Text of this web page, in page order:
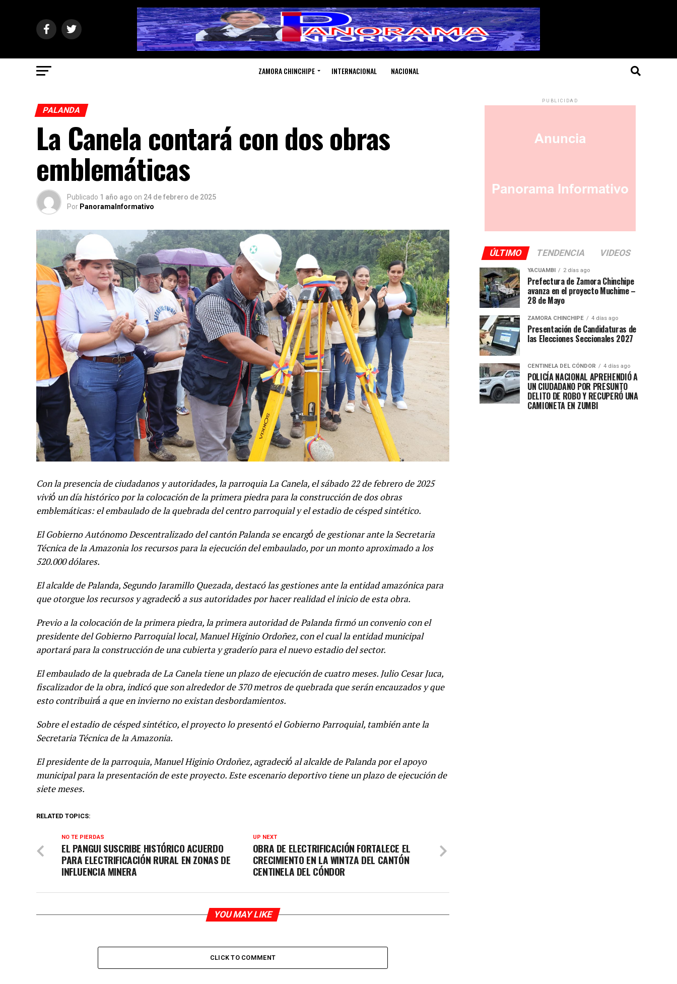
ZAMORA CHINCHIPE INTERNACIONAL NACIONAL
PALANDA
La Canela contará con dos obras
emblemáticas
Publicado 1 año ago on 24 de febrero de 2025
Por PanoramaInformativo
Con la presencia de ciudadanos y autoridades, la parroquia La Canela, el sábado 22 de febrero de 2025
vivió́ un día histórico por la colocación de la primera piedra para la construcción de dos obras
emblemáticas: el embaulado de la quebrada del centro parroquial y el estadio de césped sintético.
El Gobierno Autónomo Descentralizado del cantón Palanda se encargó́ de gestionar ante la Secretaria
Técnica de la Amazonia los recursos para la ejecución del embaulado, por un monto aproximado a los
520.000 dólares.
El alcalde de Palanda, Segundo Jaramillo Quezada, destacó las gestiones ante la entidad amazónica para
que otorgue los recursos y agradeció́ a sus autoridades por hacer realidad el inicio de esta obra.
Previo a la colocación de la primera piedra, la primera autoridad de Palanda firmó un convenio con el
presidente del Gobierno Parroquial local, Manuel Higinio Ordoñez, con el cual la entidad municipal
aportará para la construcción de una cubierta y graderío para el nuevo estadio del sector.
El embaulado de la quebrada de La Canela tiene un plazo de ejecución de cuatro meses. Julio Cesar Juca,
fiscalizador de la obra, indicó que son alrededor de 370 metros de quebrada que serán encauzados y que
esto contribuirá́ a que en invierno no existan desbordamientos.
Sobre el estadio de césped sintético, el proyecto lo presentó el Gobierno Parroquial, también ante la
Secretaria Técnica de la Amazonia.
El presidente de la parroquia, Manuel Higinio Ordoñez, agradeció́ al alcalde de Palanda por el apoyo
municipal para la presentación de este proyecto. Este escenario deportivo tiene un plazo de ejecución de
siete meses.
RELATED TOPICS:
UP NEXT
OBRA DE ELECTRIFICACIÓN FORTALECE EL
CRECIMIENTO EN LA WINTZA DEL CANTÓN
CENTINELA DEL CÓNDOR
NO TE PIERDAS
EL PANGUI SUSCRIBE HISTÓRICO ACUERDO
PARA ELECTRIFICACIÓN RURAL EN ZONAS DE
INFLUENCIA MINERA
YOU MAY LIKE
CLICK TO COMMENT
PUBLICIDAD
ÚLTIMO TENDENCIA VIDEOS
YACUAMBI 2 días ago
Prefectura de Zamora Chinchipe
avanza en el proyecto Muchime –
28 de Mayo
ZAMORA CHINCHIPE 4 días ago
Presentación de Candidaturas de
las Elecciones Seccionales 2027
CENTINELA DEL CÓNDOR 4 días ago
POLICÍA NACIONAL APREHENDIÓ A
UN CIUDADANO POR PRESUNTO
DELITO DE ROBO Y RECUPERÓ UNA
CAMIONETA EN ZUMBI